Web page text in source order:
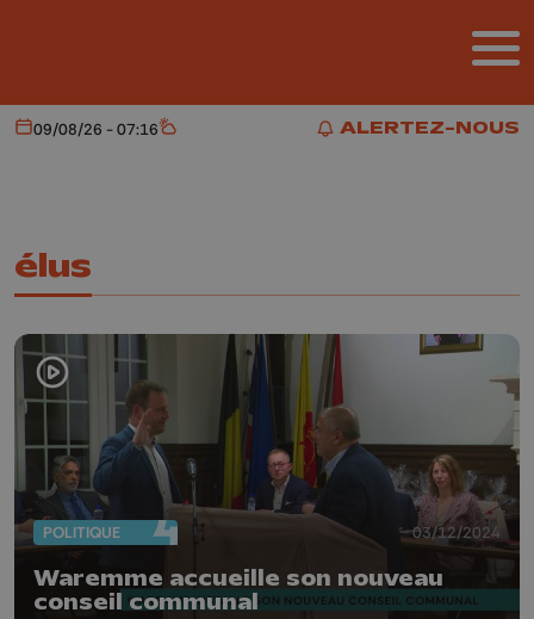
ALERTEZ-NOUS
ALERTEZ-NOUS
Aujourd'hui
09/08/26 - 07:16 Météo
élus
POLITIQUE 03/12/2024
Waremme accueille son nouveau
conseil communal